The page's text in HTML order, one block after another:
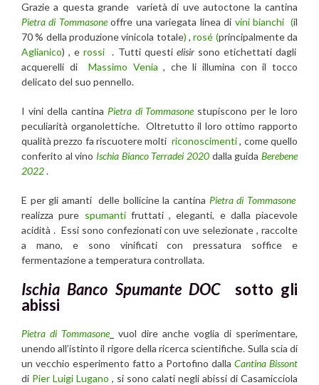
Grazie a questa grande varietà di uve autoctone la cantina
Pietra di Tommasoneoffre una variegata linea di vini bianchi (il
70 % della produzione vinicola totale) ,rosé (principalmente da
Aglianico) , e rossi . Tutti questi elisirsono etichettati dagli
acquerelli di Massimo Venia , che li illumina con il tocco
delicato del suo pennello.
I vini della cantina Pietra di Tommasonestupiscono per le loro
peculiarità organolettiche. Oltretutto il loro ottimo rapporto
qualità prezzo fa riscuotere molti riconoscimenti, come quello
conferito al vino Ischia Bianco Terradei 2020 dalla guidaBerebene
2022.
E per gli amanti delle bollicine la cantina Pietra di Tommasone
realizza pure spumantifruttati , eleganti, e dalla piacevole
acidità . Essi sono confezionati con uve selezionate , raccolte
a mano, e sono vinificati con pressatura soffice e
fermentazione a temperatura controllata.
Ischia Banco Spumante DOCsotto gli
abissi
Pietra di Tommasone
vuol dire anche voglia di sperimentare,
unendo all’istinto il rigore della ricerca scientifiche. Sulla scia di
un vecchio esperimento fatto a Portofino dalla Cantina Bissont
di Pier Luigi Lugano , si sono calati negli abissi di Casamicciola